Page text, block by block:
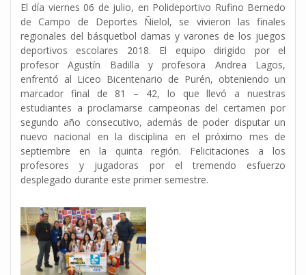
El día viernes 06 de julio, en Polideportivo Rufino Bernedo
de Campo de Deportes Ñielol, se vivieron las finales
regionales del básquetbol damas y varones de los juegos
deportivos escolares 2018. El equipo dirigido por el
profesor Agustín Badilla y profesora Andrea Lagos,
enfrentó al Liceo Bicentenario de Purén, obteniendo un
marcador final de 81 – 42, lo que llevó a nuestras
estudiantes a proclamarse campeonas del certamen por
segundo año consecutivo, además de poder disputar un
nuevo nacional en la disciplina en el próximo mes de
septiembre en la quinta región. Felicitaciones a los
profesores y jugadoras por el tremendo esfuerzo
desplegado durante este primer semestre.